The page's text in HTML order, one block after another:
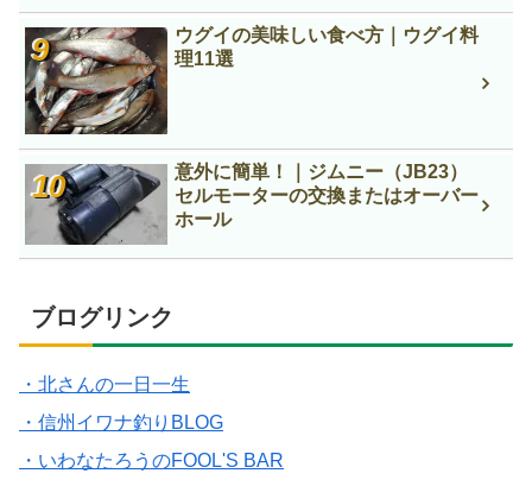
ウグイの美味しい食べ方｜ウグイ料
理11選
意外に簡単！｜ジムニー（JB23）
セルモーターの交換またはオーバー
ホール
ブログリンク
・北さんの一日一生
・信州イワナ釣りBLOG
・いわなたろうのFOOL'S BAR